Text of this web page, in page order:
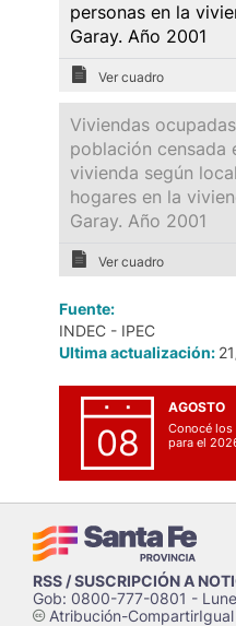
personas en la
Garay. Año 2001
Ver cuadro
Viviendas
población censada
vivienda según
hogares en la
Garay. Año 2001
Ver cuadro
Fuente:
INDEC - IPEC
Ultima actualización:
08
AGOSTO
Conocé
para el
RSS / SUSCRIPCIÓN A
Gob: 0800-777-0801 -
cAtribución-